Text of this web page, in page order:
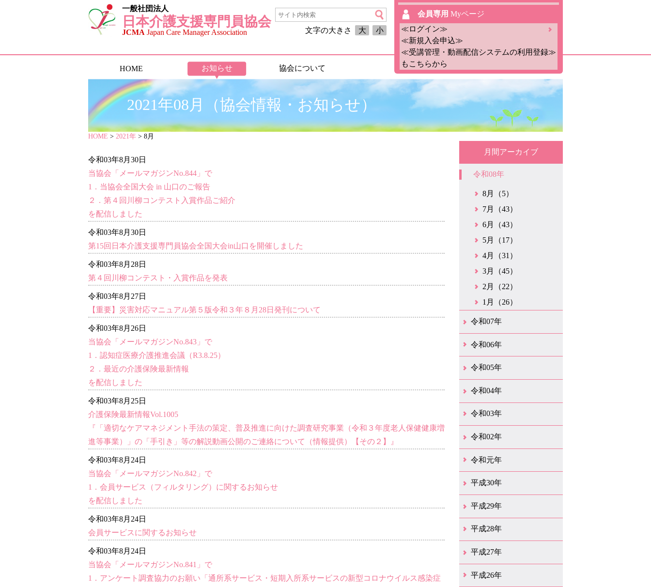
一般社団法人
日本介護支援専門員協会
JCMA Japan Care Manager Association 文字の大きさ 大 小
会員専用 Myページ
≪ログイン≫
≪新規入会申込≫
≪受講管理・動画配信システムの利用登録≫
もこちらから
HOME お知らせ 協会について
2021年08月（協会情報・お知らせ）
HOME > 2021年 > 8月
令和03年8月30日
当協会「メールマガジンNo.844」で
1．当協会全国大会 in 山口のご報告
２．第４回川柳コンテスト入賞作品ご紹介
を配信しました
令和03年8月30日
第15回日本介護支援専門員協会全国大会in山口を開催しました
令和03年8月28日
第４回川柳コンテスト・入賞作品を発表
令和03年8月27日
【重要】災害対応マニュアル第５版令和３年８月28日発刊について
令和03年8月26日
当協会「メールマガジンNo.843」で
1．認知症医療介護推進会議（R3.8.25）
２．最近の介護保険最新情報
を配信しました
令和03年8月25日
介護保険最新情報Vol.1005
『「適切なケアマネジメント手法の策定、普及推進に向けた調査研究事業（令和３年度老人保健健康増
進等事業）」の「手引き」等の解説動画公開のご連絡について（情報提供）【その２】』
令和03年8月24日
当協会「メールマガジンNo.842」で
1．会員サービス（フィルタリング）に関するお知らせ
を配信しました
令和03年8月24日
会員サービスに関するお知らせ
令和03年8月24日
当協会「メールマガジンNo.841」で
1．アンケート調査協力のお願い「通所系サービス・短期入所系サービスの新型コロナウイルス感染症
月間アーカイブ
令和08年
8月（5）
7月（43）
6月（43）
5月（17）
4月（31）
3月（45）
2月（22）
1月（26）
令和07年
12月（50）
11月（42）
10月（31）
9月（35）
8月（26）
7月（25）
6月（35）
5月（26）
4月（35）
3月（32）
2月（35）
1月（24）
令和06年
12月（46）
11月（38）
10月（32）
9月（29）
8月（36）
7月（30）
6月（33）
5月（29）
4月（45）
3月（50）
2月（21）
1月（75）
令和05年
12月（36）
11月（31）
10月（30）
9月（30）
8月（26）
7月（29）
6月（19）
5月（28）
4月（28）
3月（38）
2月（21）
1月（22）
令和04年
12月（40）
11月（22）
10月（33）
9月（35）
8月（31）
7月（25）
6月（33）
5月（16）
4月（48）
3月（42）
2月（23）
1月（31）
令和03年
12月（26）
11月（25）
10月（18）
9月（33）
8月（27）
7月（28）
6月（24）
5月（24）
4月（36）
3月（67）
2月（18）
1月（44）
令和02年
12月（41）
11月（18）
10月（25）
9月（21）
8月（31）
7月（28）
6月（41）
5月（36）
4月（49）
3月（69）
2月（36）
1月（15）
令和元年
12月（19）
11月（21）
10月（36）
9月（25）
8月（16）
7月（16）
6月（13）
5月（10）
4月（38）
3月（15）
2月（10）
1月（8）
平成30年
12月（14）
11月（13）
10月（18）
9月（17）
8月（19）
7月（66）
6月（19）
5月（16）
4月（29）
3月（41）
2月（16）
1月（15）
平成29年
12月（22）
11月（11）
10月（22）
9月（31）
8月（20）
7月（29）
6月（6）
5月（13）
4月（10）
3月（10）
2月（5）
1月（6）
平成28年
12月（15）
11月（12）
10月（12）
9月（21）
8月（11）
7月（18）
6月（16）
5月（27）
4月（49）
3月（37）
2月（12）
1月（9）
平成27年
12月（23）
11月（12）
10月（11）
9月（15）
8月（4）
7月（11）
6月（20）
5月（14）
4月（26）
3月（29）
2月（17）
1月（9）
平成26年